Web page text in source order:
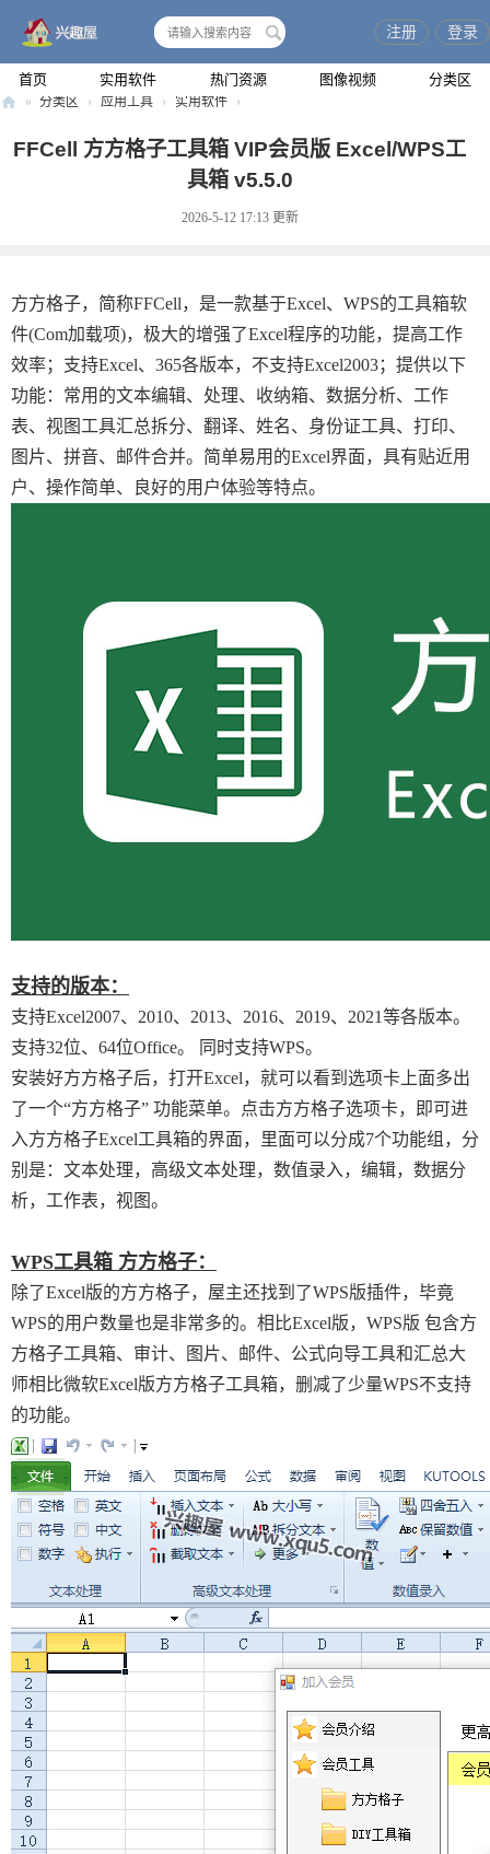
首页 实用软件 热门资源 图像视频 分类区
注册 登录
» 分类区 › 应用工具 › 实用软件 ›
FFCell 方方格子工具箱 VIP会员版 Excel/WPS工
具箱 v5.5.0
2026-5-12 17:13 更新
方方格子，简称FFCell，是一款基于Excel、WPS的工具箱软
件(Com加载项)，极大的增强了Excel程序的功能，提高工作
效率；支持Excel、365各版本，不支持Excel2003；提供以下
功能：常用的文本编辑、处理、收纳箱、数据分析、工作
表、视图工具汇总拆分、翻译、姓名、身份证工具、打印、
图片、拼音、邮件合并。简单易用的Excel界面，具有贴近用
户、操作简单、良好的用户体验等特点。
支持的版本：
支持Excel2007、2010、2013、2016、2019、2021等各版本。
支持32位、64位Office。 同时支持WPS。
安装好方方格子后，打开Excel，就可以看到选项卡上面多出
了一个“方方格子” 功能菜单。点击方方格子选项卡，即可进
入方方格子Excel工具箱的界面，里面可以分成7个功能组，分
别是：文本处理，高级文本处理，数值录入，编辑，数据分
析，工作表，视图。
WPS工具箱 方方格子：
除了Excel版的方方格子，屋主还找到了WPS版插件，毕竟
WPS的用户数量也是非常多的。相比Excel版，WPS版 包含方
方格子工具箱、审计、图片、邮件、公式向导工具和汇总大
师相比微软Excel版方方格子工具箱，删减了少量WPS不支持
的功能。